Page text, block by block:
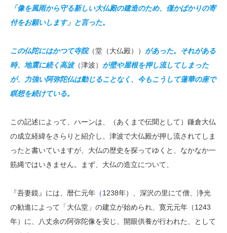
「像を風雨から守る新しい大仏殿の建造のため、僅かばかりの寄
付をお願いします」と言った。
この仏陀にはかつて寺院（堂（大仏殿））
があった。それがある
時、地震に続く高波（津波）
が壁や屋根を押し流してしまった
が、力強い阿弥陀仏は動じることなく、今もこうして蓮華の座で
瞑想を続けている。
この記述によって、ハーンは、（あくまで伝聞として）鎌倉大仏
の成立経緯をさらりと紹介し、津波で大仏殿が押し流されてしま
ったと書いていますが、大仏の歴史を探ってゆくと、なかなか一
筋縄ではいきません。まず、大仏の造立について、
『吾妻鏡』には、暦仁元年 （1238年）、深沢の里にて僧、浄光
の勧進によって「大仏堂」の建立が始められ、寛元元年（1243
年）に、八丈余の阿弥陀像を安じ、開眼供養が行われた、として